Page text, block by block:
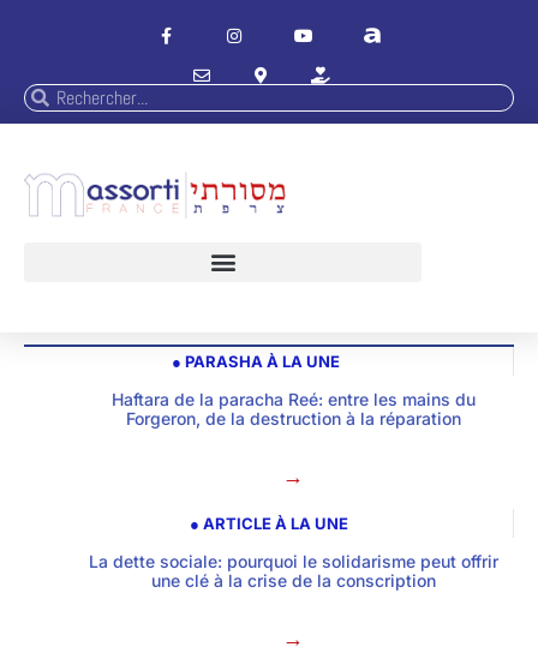
● PARASHA À LA UNE
Haftara de la paracha Reé: entre les mains du
Forgeron, de la destruction à la réparation
→
● ARTICLE À LA UNE
La dette sociale: pourquoi le solidarisme peut offrir
une clé à la crise de la conscription
→